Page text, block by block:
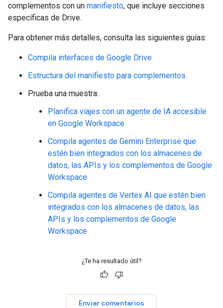
complementos con un manifiesto, que incluye secciones
específicas de Drive.
Para obtener más detalles, consulta las siguientes guías:
Compila interfaces de Google Drive
Estructura del manifiesto para complementos
Prueba una muestra:
Planifica viajes con un agente de IA accesible
en Google Workspace
Compila agentes de Gemini Enterprise que
estén bien integrados con los almacenes de
datos, las APIs y los complementos de Google
Workspace
Compila agentes de Vertex AI que estén bien
integrados con los almacenes de datos, las
APIs y los complementos de Google
Workspace
¿Te ha resultado útil?
Enviar comentarios